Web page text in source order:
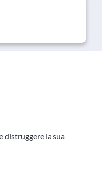
distruggere la sua